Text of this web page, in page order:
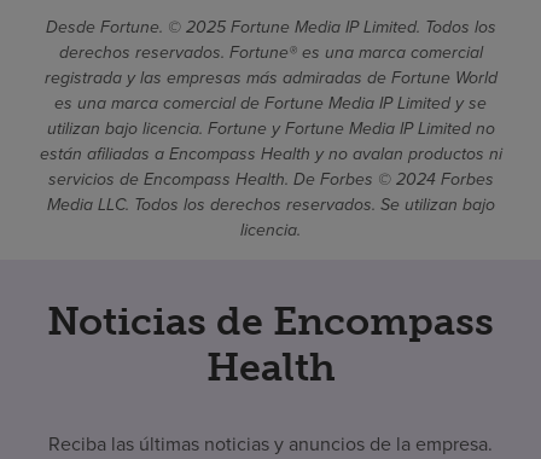
Desde Fortune. © 2025 Fortune Media IP Limited. Todos los
derechos reservados. Fortune® es una marca comercial
registrada y las empresas más admiradas de Fortune World
es una marca comercial de Fortune Media IP Limited y se
utilizan bajo licencia. Fortune y Fortune Media IP Limited no
están afiliadas a Encompass Health y no avalan productos ni
servicios de Encompass Health. De Forbes © 2024 Forbes
Media LLC. Todos los derechos reservados. Se utilizan bajo
licencia.
Noticias de Encompass
Health
Reciba las últimas noticias y anuncios de la empresa.